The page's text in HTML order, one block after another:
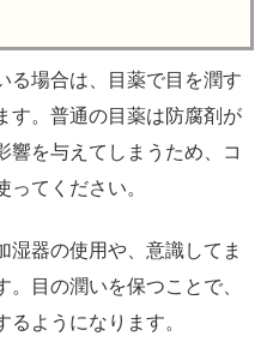
る場合は、目薬で目を潤す
す。普通の目薬は防腐剤が
響を与えてしまうため、コ
てください。
湿器の使用や、意識してま
目の潤いを保つことで、
ようになります。